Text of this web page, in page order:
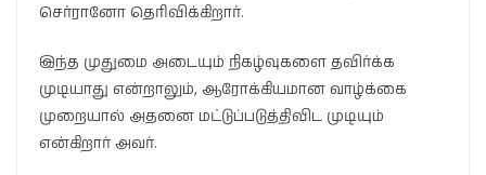
செர்ரானோ தெரிவிக்கிறார்.
இந்த முதுமை அடையும் நிகழ்வுகளை தவிர்க்க
முடியாது என்றாலும், ஆரோக்கியமான வாழ்க்கை
முறையால் அதனை மட்டுப்படுத்திவிட முடியும்
என்கிறார் அவர்.